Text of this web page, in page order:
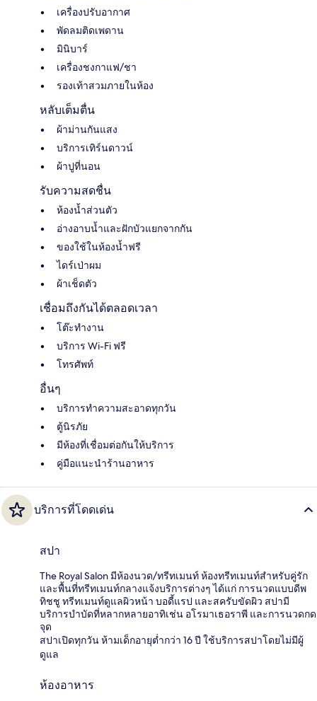
เครื่องปรับอากาศ
พัดลมติดเพดาน
มินิบาร์
เครื่องชงกาแฟ/ชา
รองเท้าสวมภายในห้อง
หลับเต็มตื่น
ผ้าม่านกันแสง
บริการเทิร์นดาวน์
ผ้าปูที่นอน
รับความสดชื่น
ห้องน้ำส่วนตัว
อ่างอาบน้ำและฝักบัวแยกจากกัน
ของใช้ในห้องน้ำฟรี
ไดร์เป่าผม
ผ้าเช็ดตัว
เชื่อมถึงกันได้ตลอดเวลา
โต๊ะทำงาน
บริการ Wi-Fi ฟรี
โทรศัพท์
อื่นๆ
บริการทำความสะอาดทุกวัน
ตู้นิรภัย
มีห้องที่เชื่อมต่อกันให้บริการ
คู่มือแนะนำร้านอาหาร
บริการที่โดดเด่น
สปา
The Royal Salon มีห้องนวด/ทรีทเมนท์ ห้องทรีทเมนท์สำหรับคู่รัก
และพื้นที่ทรีทเมนท์กลางแจ้งบริการต่างๆ ได้แก่ การนวดแบบดีพ
ทิชชู ทรีทเมนท์ดูแลผิวหน้า บอดี้แรป และสครับขัดผิว สปามี
บริการบำบัดที่หลากหลายอาทิเช่น อโรมาเธอราพี และการนวดกด
จุด
สปาเปิดทุกวัน ห้ามเด็กอายุต่ำกว่า 16 ปี ใช้บริการสปาโดยไม่มีผู้
ดูแล
ห้องอาหาร